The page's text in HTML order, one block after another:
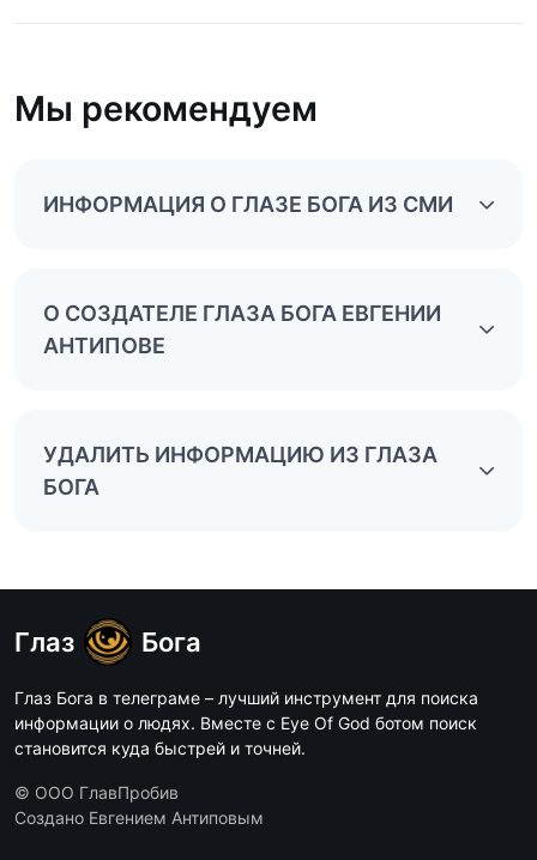
Мы рекомендуем
ИНФОРМАЦИЯ О ГЛАЗЕ БОГА ИЗ СМИ
О СОЗДАТЕЛЕ ГЛАЗА БОГА ЕВГЕНИИ
АНТИПОВЕ
УДАЛИТЬ ИНФОРМАЦИЮ ИЗ ГЛАЗА
БОГА
Глаз Бога
Глаз Бога в телеграме – лучший инструмент для поиска
информации о людях. Вместе с Eye Of God ботом поиск
становится куда быстрей и точней.
© ООО ГлавПробив
Создано Евгением Антиповым